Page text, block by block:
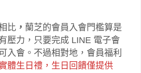
比 ， 蘭芝的會員入會門檻算是
壓力，只要完成 LINE 電子會
入會。不過相對地，會員福利
體生日禮，生日回饋僅提供